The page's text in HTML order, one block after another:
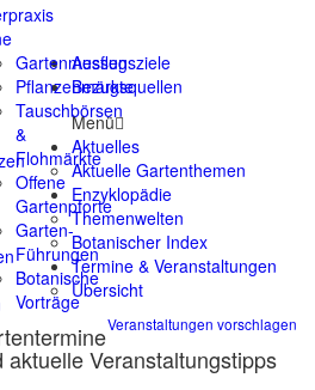
Gartenmessen
Pflanzenmärkte
Tauschbörsen
&
Flohmärkte
Offene
Gartenpforte
Garten-
Führungen
Botanische
Vorträge
Veranstaltungen vorschlagen
aktuelle Veranstaltungstipps
Ausflugsziele
Bezugsquellen
Menü
Aktuelles
Aktuelle Gartenthemen
Enzyklopädie
Themenwelten
Botanischer Index
Termine & Veranstaltungen
Übersicht